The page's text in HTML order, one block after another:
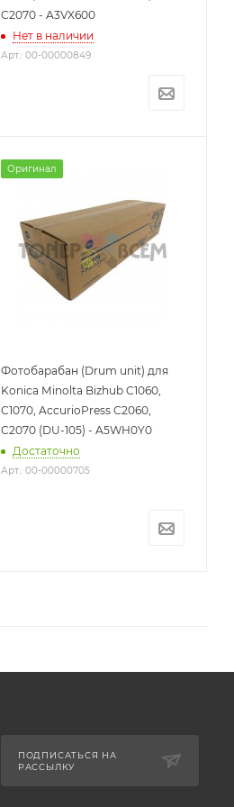
C2070 - A3VX600
Нет в наличии
Арт.: 00-00000849
Оригинал
Фотобарабан (Drum unit) для
Konica Minolta Bizhub C1060,
C1070, AccurioPress C2060,
C2070 (DU-105) - A5WH0Y0
Достаточно
Арт.: 00-00000705
ПОДПИСАТЬСЯ НА
РАССЫЛКУ